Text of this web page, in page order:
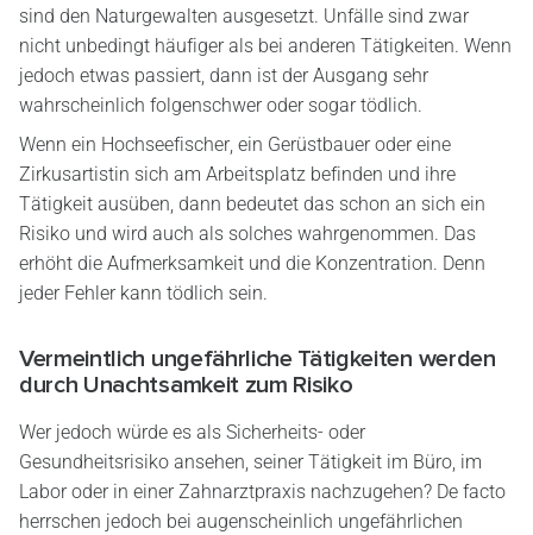
sind den Naturgewalten ausgesetzt. Unfälle sind zwar
nicht unbedingt häufiger als bei anderen Tätigkeiten. Wenn
jedoch etwas passiert, dann ist der Ausgang sehr
wahrscheinlich folgenschwer oder sogar tödlich.
Wenn ein Hochseefischer, ein Gerüstbauer oder eine
Zirkusartistin sich am Arbeitsplatz befinden und ihre
Tätigkeit ausüben, dann bedeutet das schon an sich ein
Risiko und wird auch als solches wahrgenommen. Das
erhöht die Aufmerksamkeit und die Konzentration. Denn
jeder Fehler kann tödlich sein.
Vermeintlich ungefährliche Tätigkeiten werden
durch Unachtsamkeit zum Risiko
Wer jedoch würde es als Sicherheits- oder
Gesundheitsrisiko ansehen, seiner Tätigkeit im Büro, im
Labor oder in einer Zahnarztpraxis nachzugehen? De facto
herrschen jedoch bei augenscheinlich ungefährlichen